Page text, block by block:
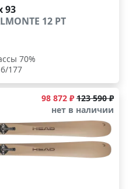
93
12 PT
70%
177
98 872 ₽ 123 590 ₽
нет в наличии